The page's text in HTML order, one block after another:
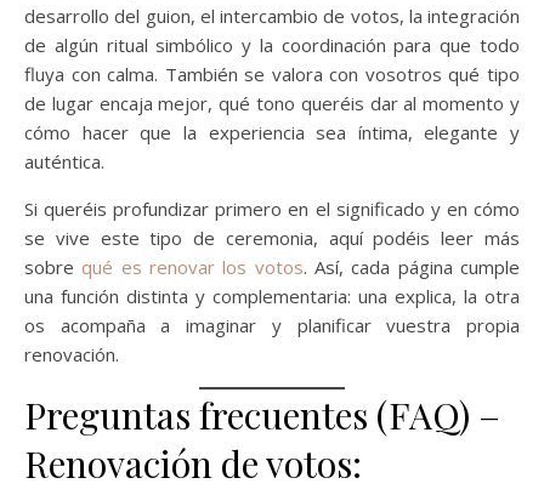
desarrollo del guion, el intercambio de votos, la integración
de algún ritual simbólico y la coordinación para que todo
fluya con calma. También se valora con vosotros qué tipo
de lugar encaja mejor, qué tono queréis dar al momento y
cómo hacer que la experiencia sea íntima, elegante y
auténtica.
Si queréis profundizar primero en el significado y en cómo
se vive este tipo de ceremonia, aquí podéis leer más
sobrequé es renovar los votos. Así, cada página cumple
una función distinta y complementaria: una explica, la otra
os acompaña a imaginar y planificar vuestra propia
renovación.
Preguntas frecuentes (FAQ) –
Renovación de votos: